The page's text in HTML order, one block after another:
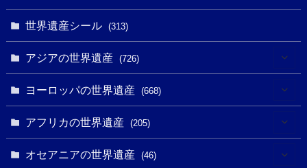
世界遺産シール (313)
アジアの世界遺産 (726)
(6)
ヨーロッパの世界遺産 (668)
(4)
(3)
アフリカの世界遺産 (205)
(8)
オセアニアの世界遺産 (46)